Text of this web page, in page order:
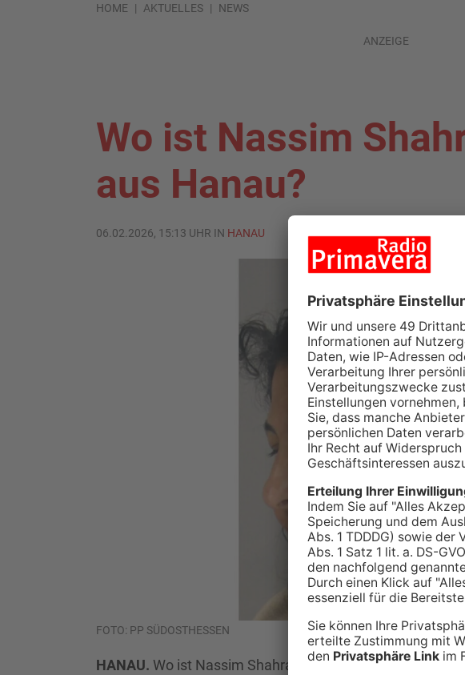
HOME AKTUELLES NEWS
ANZEIGE
Wo ist Nassim
aus Hanau?
06.02.2026, 15:13 UHR IN HANAU
FOTO: PP SÜDOSTHESSEN
HANAU. Wo ist Nassim Shahramfar? Das fragt die